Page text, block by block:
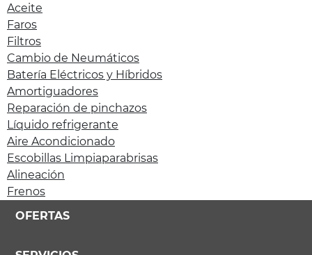
Aceite
Faros
Filtros
Cambio de Neumáticos
Batería Eléctricos y Híbridos
Amortiguadores
Reparación de pinchazos
Líquido refrigerante
Aire Acondicionado
Escobillas Limpiaparabrisas
Alineación
Frenos
OFERTAS